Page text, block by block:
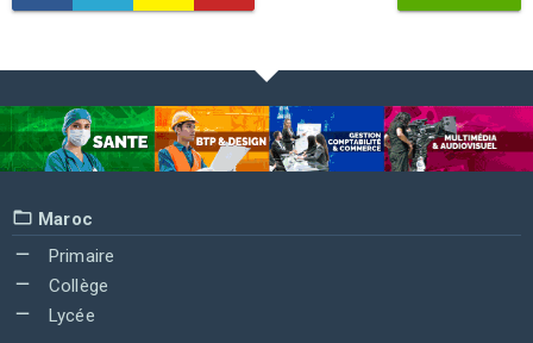
Maroc
Primaire
Collège
Lycée